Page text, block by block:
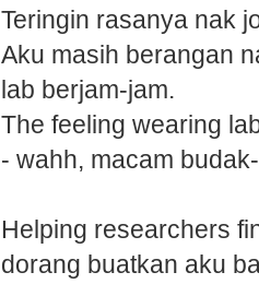
Teringin rasanya nak
Aku masih berangan
lab berjam-jam.
The feeling wearing
- wahh, macam
Helping researchers
dorang buatkan aku